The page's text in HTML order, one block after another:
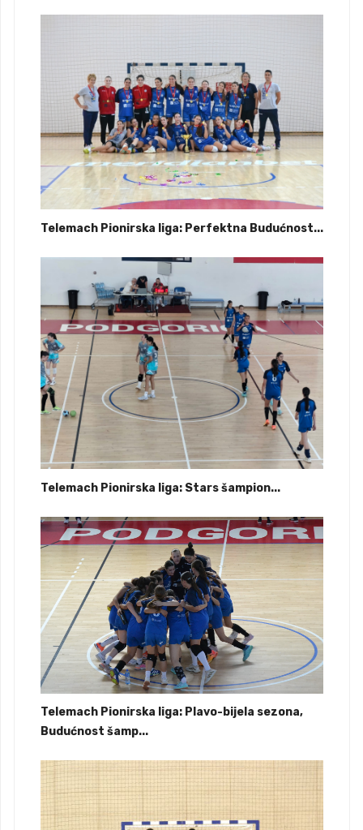
Telemach Pionirska liga: Perfektna Budućnost...
Telemach Pionirska liga: Stars šampion...
Telemach Pionirska liga: Plavo-bijela sezona,
Budućnost šamp...